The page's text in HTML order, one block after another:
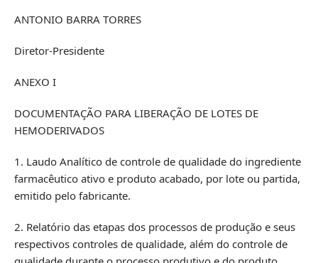
ANTONIO BARRA TORRES
Diretor-Presidente
ANEXO I
DOCUMENTAÇÃO PARA LIBERAÇÃO DE LOTES DE
HEMODERIVADOS
1. Laudo Analítico de controle de qualidade do ingrediente
farmacêutico ativo e produto acabado, por lote ou partida,
emitido pelo fabricante.
2. Relatório das etapas dos processos de produção e seus
respectivos controles de qualidade, além do controle de